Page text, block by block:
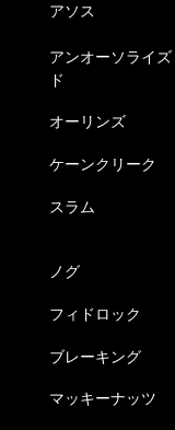
アソス
アンオーソライズ
ド
オーリンズ
ケーンクリーク
スラム
ノグ
フィドロック
ブレーキング
マッキーナッツ